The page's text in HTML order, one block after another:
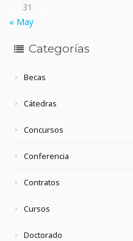
31
« May
Categorías
Becas
Cátedras
Concursos
Conferencia
Contratos
Cursos
Doctorado